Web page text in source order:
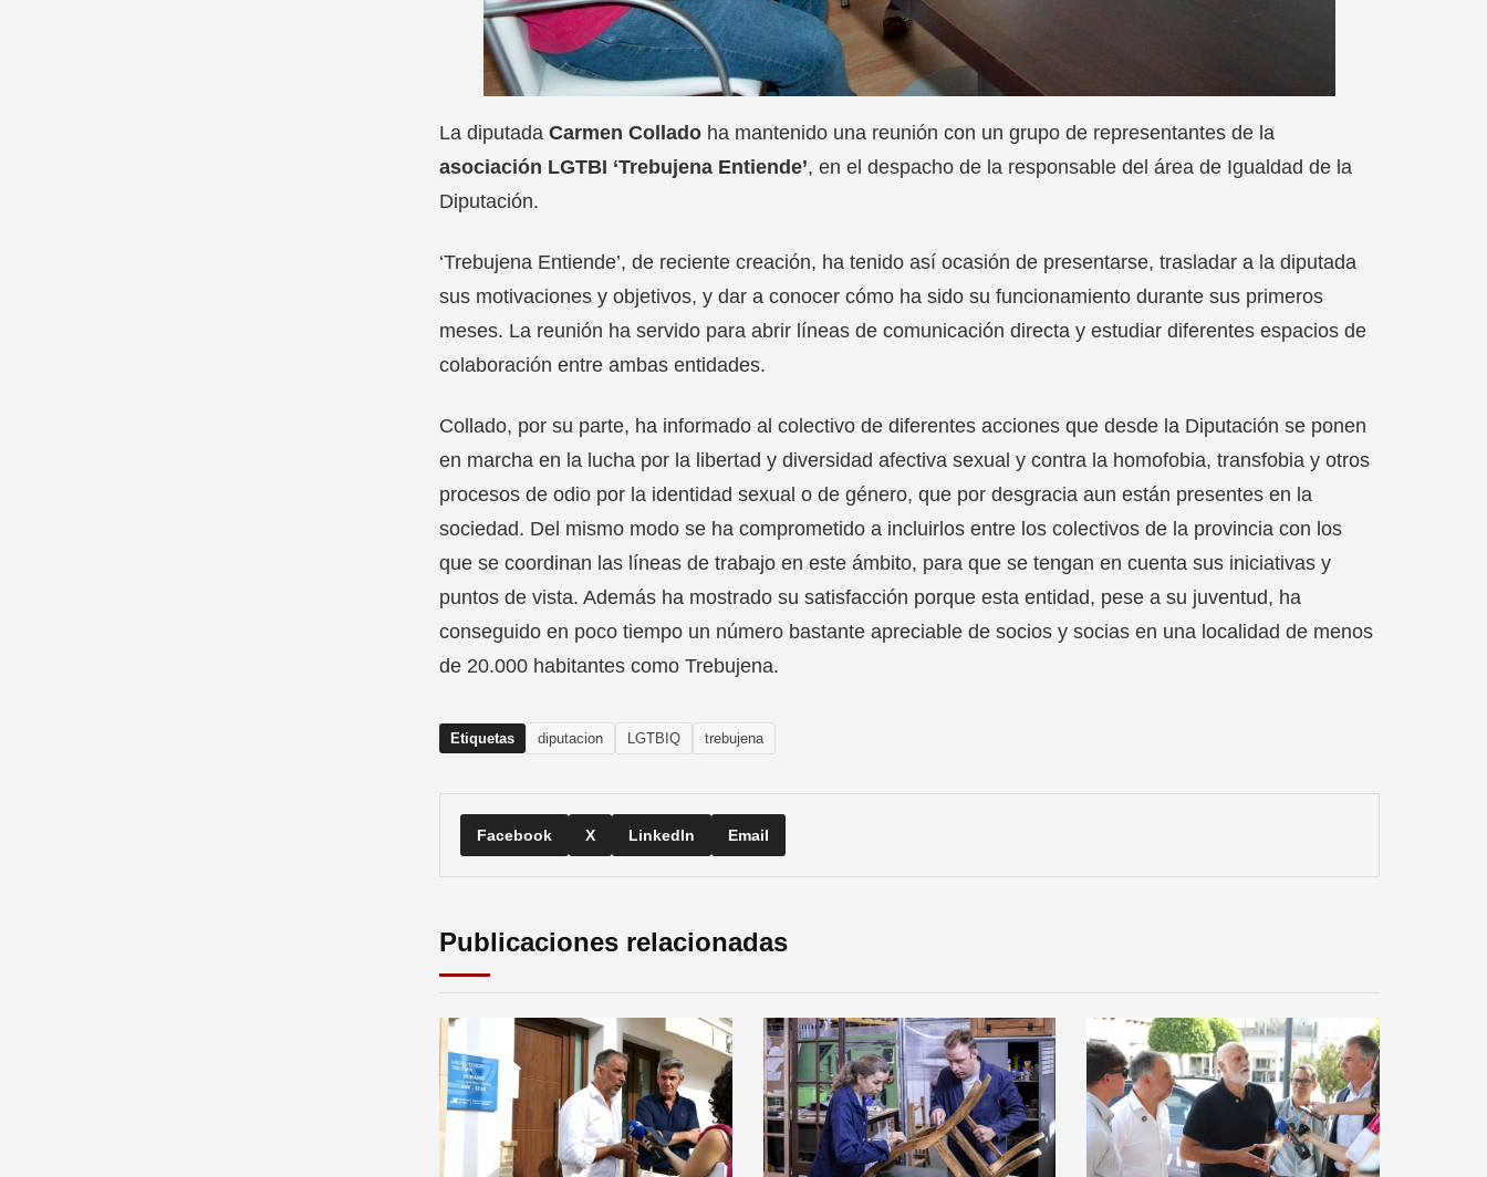
La diputada Carmen Collado ha mantenido una reunión con un grupo de representantes de la
asociación LGTBI ‘Trebujena Entiende’, en el despacho de la responsable del área de Igualdad de la
Diputación.
‘Trebujena Entiende’, de reciente creación, ha tenido así ocasión de presentarse, trasladar a la diputada
sus motivaciones y objetivos, y dar a conocer cómo ha sido su funcionamiento durante sus primeros
meses. La reunión ha servido para abrir líneas de comunicación directa y estudiar diferentes espacios de
colaboración entre ambas entidades.
Collado, por su parte, ha informado al colectivo de diferentes acciones que desde la Diputación se ponen
en marcha en la lucha por la libertad y diversidad afectiva sexual y contra la homofobia, transfobia y otros
procesos de odio por la identidad sexual o de género, que por desgracia aun están presentes en la
sociedad. Del mismo modo se ha comprometido a incluirlos entre los colectivos de la provincia con los
que se coordinan las líneas de trabajo en este ámbito, para que se tengan en cuenta sus iniciativas y
puntos de vista. Además ha mostrado su satisfacción porque esta entidad, pese a su juventud, ha
conseguido en poco tiempo un número bastante apreciable de socios y socias en una localidad de menos
de 20.000 habitantes como Trebujena.
Etiquetas diputacion LGTBIQ trebujena
Facebook X LinkedIn Email
Publicaciones relacionadas